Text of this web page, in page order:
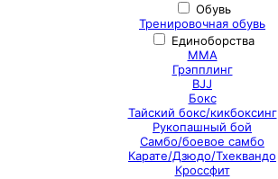
Обувь
Тренировочная обувь
Единоборства
ММА
Грэпплинг
BJJ
Бокс
Тайский бокс/кикбоксинг
Рукопашный бой
Самбо/боевое самбо
Карате/Дзюдо/Тхеквандо
Кроссфит